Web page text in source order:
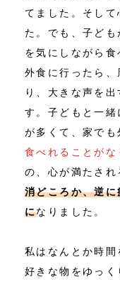
てました。そし
た。でも、子ど
を気にしながら
外食に行ったら
り、大きな声を
す。子どもと一緒
が多くて、家で
食べれることがな
の、心が満たさ
消どころか、逆
になりました。
私はなんとか時
好きな物をゆっ